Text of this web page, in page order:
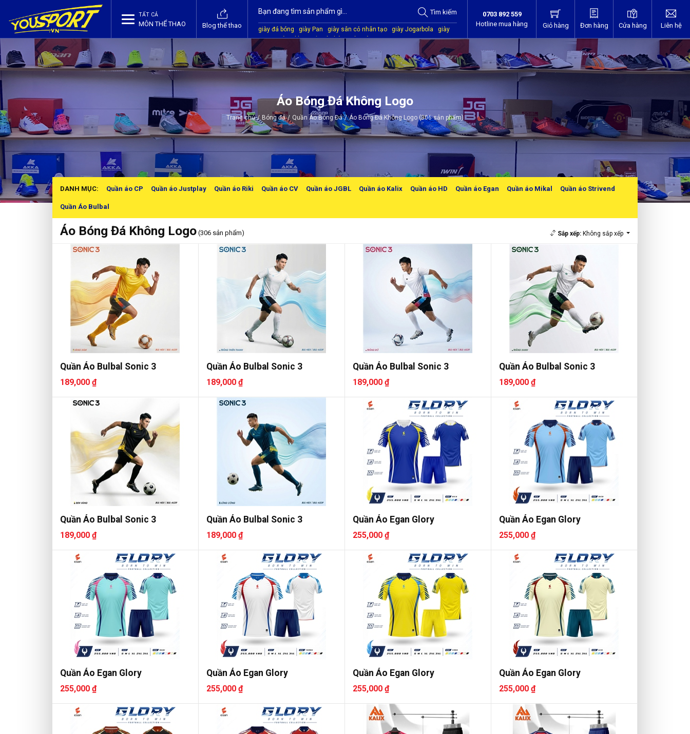
TẤT CẢ
MÔN THỂ THAO Blog thể thao
Tìm kiếm
giày đá bóng giày Pan giày sân cỏ nhân tạo giày Jogarbola
giày
Mitre
giày Akka quần áo bóng đá giày Kamito
0703 892 559
Hotline mua hàng
Giỏ hàng Đơn hàng Cửa hàng Liên hệ
Áo Bóng Đá Không Logo
Trang chủ / Bóng đá / Quần Áo Bóng Đá / Áo Bóng Đá Không Logo (306 sản phẩm)
DANH MỤC: Quần áo CP Quần áo Justplay Quần áo Riki Quần áo CV Quần áo JGBL Quần áo Kalix Quần áo HD Quần áo Egan Quần áo Mikal Quần áo Strivend
Quần Áo Bulbal
Áo Bóng Đá Không Logo (306 sản phẩm) Sắp xếp:Không sắp xếp
Quần Áo Bulbal Sonic 3
189,000 ₫
Quần Áo Bulbal Sonic 3
189,000 ₫
Quần Áo Bulbal Sonic 3
189,000 ₫
Quần Áo Bulbal Sonic 3
189,000 ₫
Quần Áo Bulbal Sonic 3
189,000 ₫
Quần Áo Bulbal Sonic 3
189,000 ₫
Quần Áo Egan Glory
255,000 ₫
Quần Áo Egan Glory
255,000 ₫
Quần Áo Egan Glory
255,000 ₫
Quần Áo Egan Glory
255,000 ₫
Quần Áo Egan Glory
255,000 ₫
Quần Áo Egan Glory
255,000 ₫